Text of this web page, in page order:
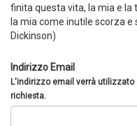
finita questa vita, la mia e
la mia come inutile scorza e
Dickinson)
Indirizzo Email
L'indirizzo email verrà
richiesta.